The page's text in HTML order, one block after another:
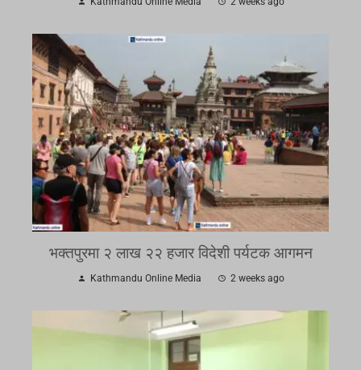
भक्तपुरमा २ लाख २२ हजार विदेशी पर्यटक आगमन
Kathmandu Online Media 2 weeks ago